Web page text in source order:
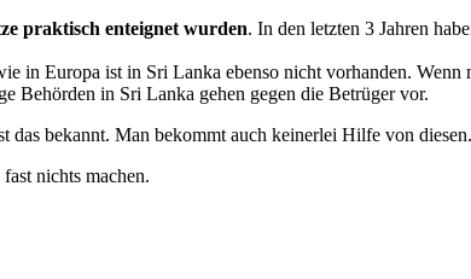
praktisch enteignet wurden. In den letzten 3 Jahren
in Europa ist in Sri Lanka ebenso nicht vorhanden.
Behörden in Sri Lanka gehen gegen die Betrüger vor.
das bekannt. Man bekommt auch keinerlei Hilfe von diesen.
nichts machen.